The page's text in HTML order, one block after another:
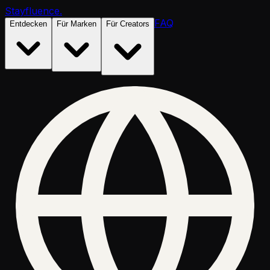
Stayfluence.
Entdecken Für Marken Für Creators FAQ